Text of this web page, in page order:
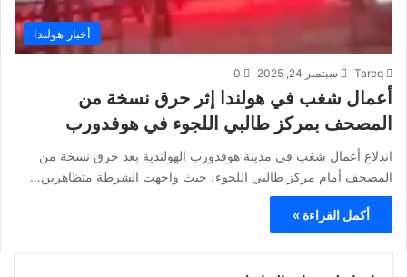
أخبار هولندا
Tareq سبتمبر 24, 2025 0
أعمال شغب في هولندا إثر حرق نسخة من
المصحف بمركز طالبي اللجوء في هوفدورب
اندلاع أعمال شغب في مدينة هوفدورب الهولندية بعد حرق نسخة من
المصحف أمام مركز طالبي اللجوء، حيث واجهت الشرطة متظاهرين…
أكمل القراءة »